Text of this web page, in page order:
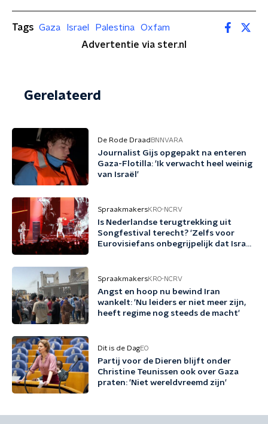
Tags Gaza Israel Palestina
Oxfam
Advertentie via ster.nl
Gerelateerd
De Rode Draad BNNVARA
Journalist Gijs opgepakt na enteren
Gaza-Flotilla: 'Ik verwacht heel weinig
van Israël'
SpraakmakersKRO-NCRV
Is Nederlandse terugtrekking uit
Songfestival terecht? 'Zelfs voor
Eurovisiefans onbegrijpelijk dat Israël
SpraakmakersKRO-NCRV
Angst en hoop nu bewind Iran
wankelt: 'Nu leiders er niet meer zijn,
heeft regime nog steeds de macht'
Dit is de DagEO
Partij voor de Dieren blijft onder
Christine Teunissen ook over Gaza
praten: 'Niet wereldvreemd zijn'